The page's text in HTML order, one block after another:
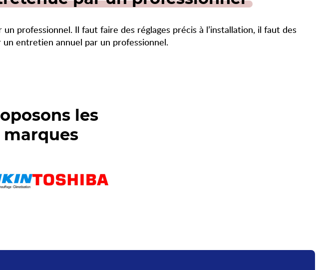
professionnel. Il faut faire des réglages précis à l’installation, il faut des
entretien annuel par un professionnel.
les